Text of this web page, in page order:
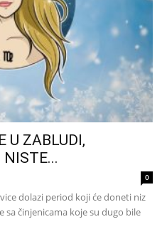
U ZABLUDI,
NISTE...
0
dolazi period koji će doneti niz
sa činjenicama koje su dugo bile